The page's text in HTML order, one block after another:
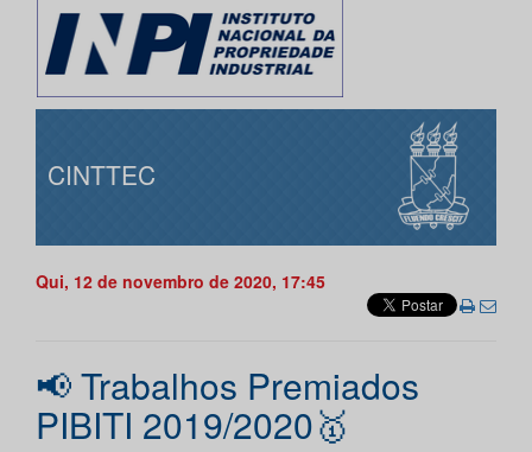
CINTTEC
Qui, 12 de novembro de 2020, 17:45
📢 Trabalhos Premiados
PIBITI 2019/2020🥇